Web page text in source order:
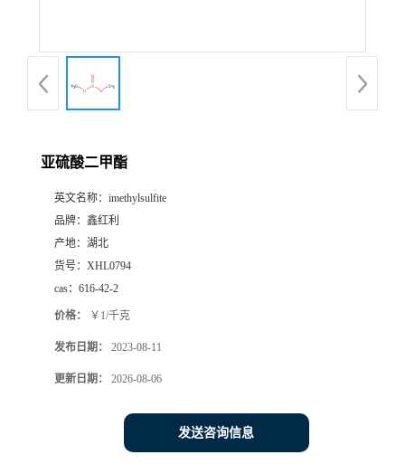
亚硫酸二甲酯
英文名称： imethylsulfite
品牌： 鑫红利
产地： 湖北
货号： XHL0794
cas： 616-42-2
价格： ￥1/千克
发布日期： 2023-08-11
更新日期： 2026-08-06
发送咨询信息